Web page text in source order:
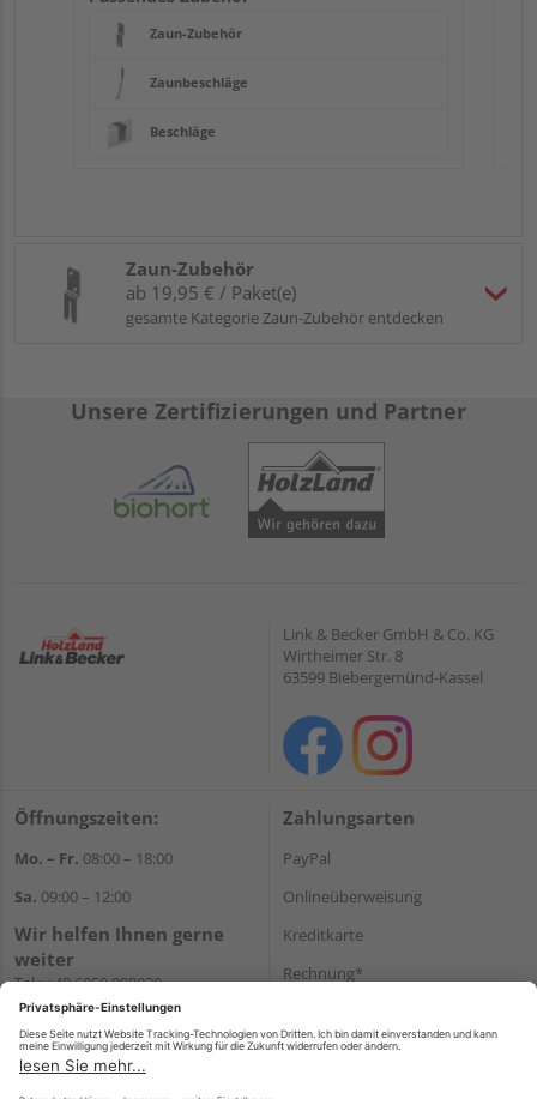
Zaun-Zubehör
Zaunbeschläge
Beschläge
Zaun-Zubehör
ab 19,95 € / Paket(e)
gesamte Kategorie Zaun-Zubehör entdecken
Unsere Zertifizierungen und Partner
Link & Becker GmbH & Co. KG
Wirtheimer Str. 8
63599 Biebergemünd-Kassel
Öffnungszeiten:
Mo. – Fr. 08:00 – 18:00
Sa. 09:00 – 12:00
Wir helfen Ihnen gerne
weiter
Tel.:+49 6050 908030
E-Mail:shop@holzland-
linkundbecker.de
Zahlungsarten
PayPal
Onlineüberweisung
Kreditkarte
Rechnung*
Versand